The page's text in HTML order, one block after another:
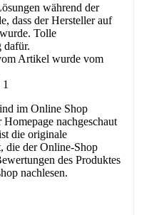
während der
dass der Hersteller auf
Tolle
dafür.
Artikel wurde vom
im Online Shop
nachgeschaut
die originale
die der Online-Shop
des Produktes
nachlesen.